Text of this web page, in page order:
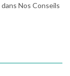
dans Nos Conseils